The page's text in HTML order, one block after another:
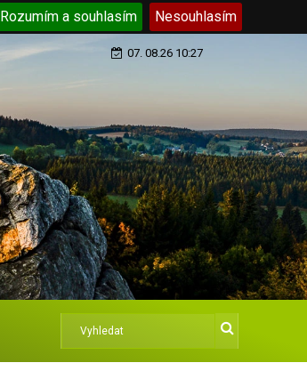
Rozumím a souhlasím Nesouhlasím
07. 08.26 10:27